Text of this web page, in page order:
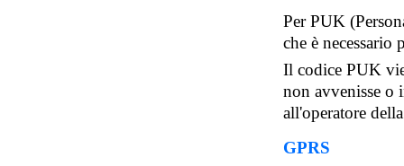
Per PUK
che è
Il codice PUK
non avvenisse o
all'operatore
GPRS